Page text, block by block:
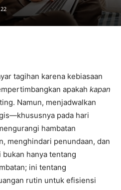
22
tagihan karena kebiasaan
apakah kapan
Namun, menjadwalkan
pada hari
hambatan
menghindari penundaan, dan
hanya tentang
ini tentang
rutin untuk efisiensi